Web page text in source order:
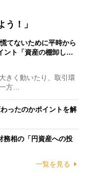
！」
てないために平時から
ント「資産の棚卸し…
きく動いたり、取引環
方…
ったのかポイントを解
務相の「円資産への投
一覧を見る